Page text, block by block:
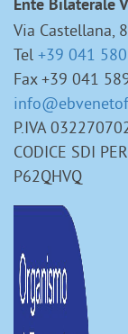
Ente Bilaterale
Via Castellana,
Tel +39 041
Fax +39 041
P.IVA
CODICE SDI
P62QHVQ